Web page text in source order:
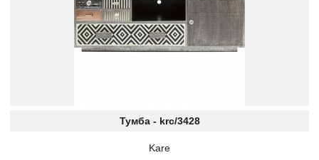
Тумба - krc/3428
Kare